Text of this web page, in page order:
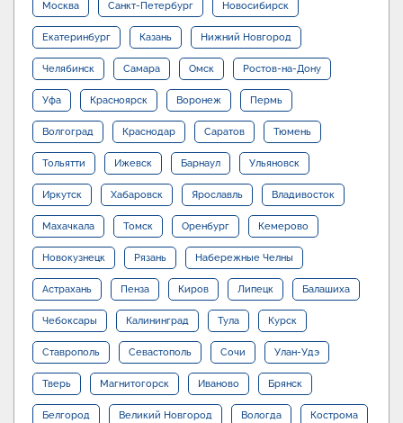
Москва Санкт-Петербург Новосибирск
Екатеринбург Казань Нижний Новгород
Челябинск Самара Омск Ростов-на-Дону
Уфа Красноярск Воронеж Пермь
Волгоград Краснодар Саратов Тюмень
Тольятти Ижевск Барнаул Ульяновск
Иркутск Хабаровск Ярославль Владивосток
Махачкала Томск Оренбург Кемерово
Новокузнецк Рязань Набережные Челны
Астрахань Пенза Киров Липецк Балашиха
Чебоксары Калининград Тула Курск
Ставрополь Севастополь Сочи Улан-Удэ
Тверь Магнитогорск Иваново Брянск
Белгород Великий Новгород Вологда Кострома